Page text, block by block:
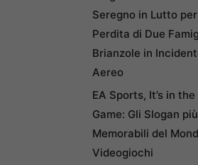
Seregno in Lutto
Perdita di Due
Brianzole in
Aereo
EA Sports, It’s in the
Game: Gli Slogan più
Memorabili del
Videogiochi